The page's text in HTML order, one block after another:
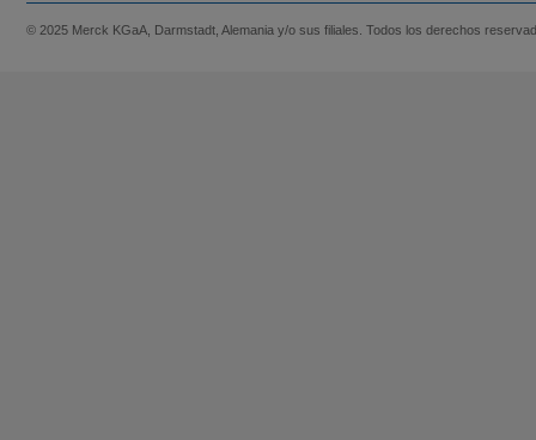
© 2025 Merck KGaA, Darmstadt, Alemania y/o sus filiales. Todos los derechos